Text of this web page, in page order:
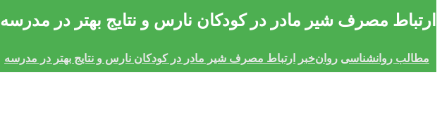
ارتباط مصرف شیر مادر در کودکان نارس و نتایج بهتر در مدرسه
مطالب روانشناسی روان‌خبر ارتباط مصرف شیر مادر در کودکان نارس و نتایج بهتر در مدرسه